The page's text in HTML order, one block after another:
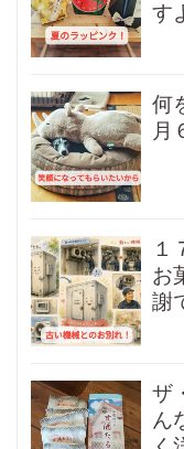
す
何
月
１
お
謝
ザ
ん